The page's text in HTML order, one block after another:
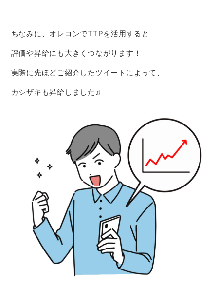
ちなみに、オレコンでTTPを活用すると
評価や昇給にも大きくつながります！
実際に先ほどご紹介したツイートによって、
カシザキも昇給しました♫